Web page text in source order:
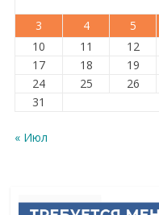
3
4 5
10
11 12
17
18 19
24
25 26
31
« Июл